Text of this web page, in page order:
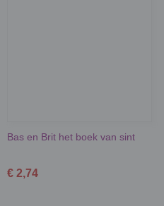
Bas en Brit het boek van sint
€ 2,74